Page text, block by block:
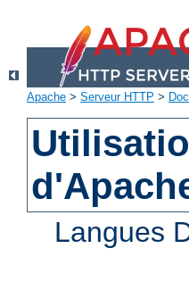
Apache > Serveur HTTP >
Langues